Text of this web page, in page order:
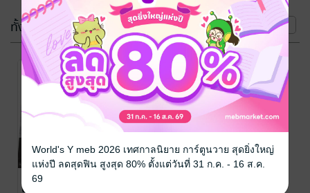
ทั้งหมด (2 เล่ม) หน้าที่ 1
-31%
ทะลุมิติไปเป็น
เด็กเลี้ยงของ
-42%
World's Y meb 2026 เทศกาลนิยาย การ์ตูนวาย สุดยิ่งใหญ่
แห่งปี ลดสุดฟิน สูงสุด 80% ตั้งแต่วันที่ 31 ก.ค. - 16 ส.ค.
69